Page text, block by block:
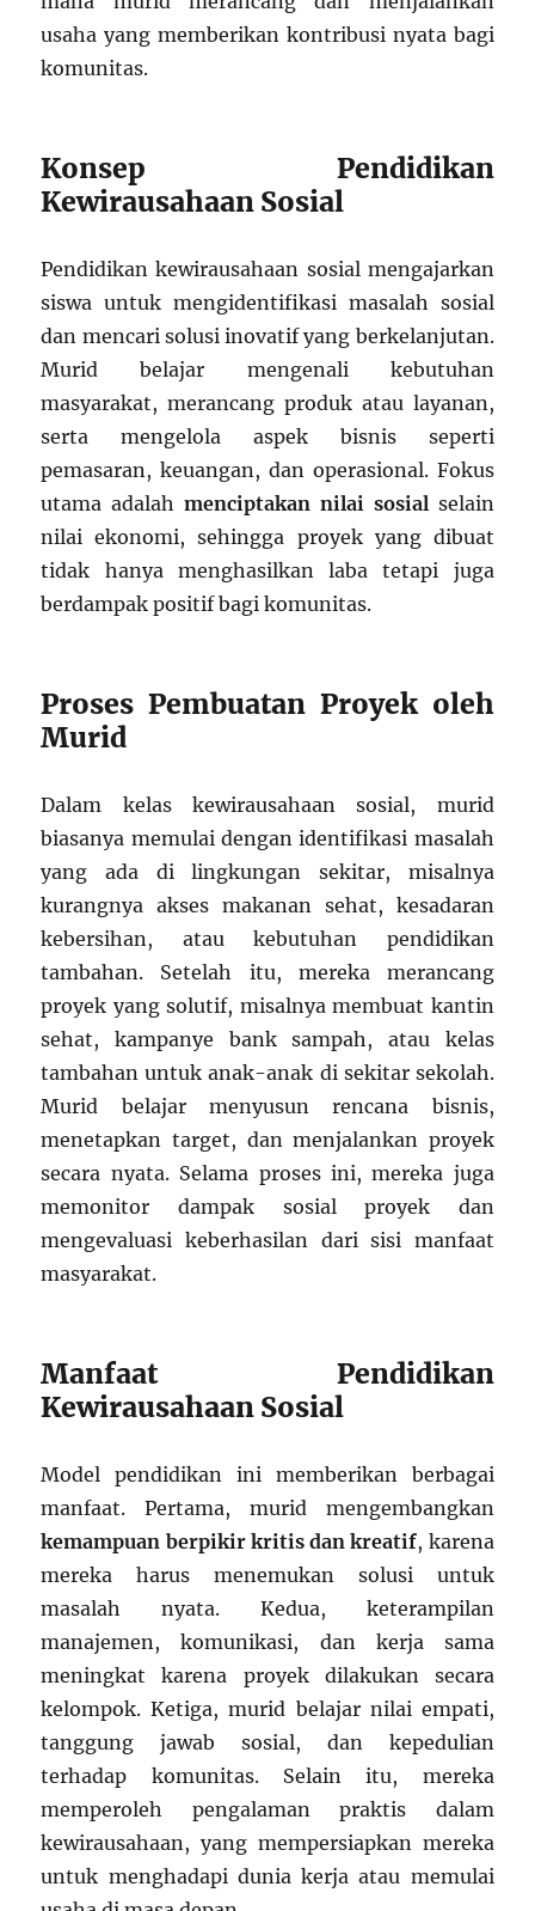
usaha yang memberikan kontribusi nyata bagi
komunitas.
Konsep Pendidikan
Kewirausahaan Sosial
Pendidikan kewirausahaan sosial mengajarkan
siswa untuk mengidentifikasi masalah sosial
dan mencari solusi inovatif yang berkelanjutan.
Murid belajar mengenali kebutuhan
masyarakat, merancang produk atau layanan,
serta mengelola aspek bisnis seperti
pemasaran, keuangan, dan operasional. Fokus
utama adalahmenciptakan nilai sosial selain
nilai ekonomi, sehingga proyek yang dibuat
tidak hanya menghasilkan laba tetapi juga
berdampak positif bagi komunitas.
Proses Pembuatan Proyek oleh
Murid
Dalam kelas kewirausahaan sosial, murid
biasanya memulai dengan identifikasi masalah
yang ada di lingkungan sekitar, misalnya
kurangnya akses makanan sehat, kesadaran
kebersihan, atau kebutuhan pendidikan
tambahan. Setelah itu, mereka merancang
proyek yang solutif, misalnya membuat kantin
sehat, kampanye bank sampah, atau kelas
tambahan untuk anak-anak di sekitar sekolah.
Murid belajar menyusun rencana bisnis,
menetapkan target, dan menjalankan proyek
secara nyata. Selama proses ini, mereka juga
memonitor dampak sosial proyek dan
mengevaluasi keberhasilan dari sisi manfaat
masyarakat.
Manfaat Pendidikan
Kewirausahaan Sosial
Model pendidikan ini memberikan berbagai
manfaat. Pertama, murid mengembangkan
kemampuan berpikir kritis dan kreatif, karena
mereka harus menemukan solusi untuk
masalah nyata. Kedua, keterampilan
manajemen, komunikasi, dan kerja sama
meningkat karena proyek dilakukan secara
kelompok. Ketiga, murid belajar nilai empati,
tanggung jawab sosial, dan kepedulian
terhadap komunitas. Selain itu, mereka
memperoleh pengalaman praktis dalam
kewirausahaan, yang mempersiapkan mereka
untuk menghadapi dunia kerja atau memulai